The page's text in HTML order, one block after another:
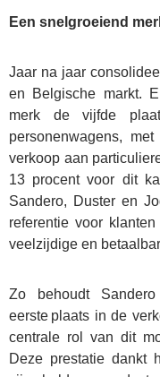
Een snelgroeiend
Jaar na jaar
en Belgische markt.
merk de vijfde
personenwagens,
verkoop aan
13 procent voor dit
Sandero, Duster en
referentie voor
veelzijdige en
Zo behoudt
eerste plaats in de
centrale rol van dit
Deze prestatie dankt